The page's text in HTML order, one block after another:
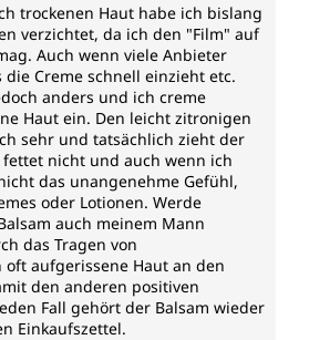
trockenen Haut habe ich bislang
verzichtet, da ich den "Film" auf
Auch wenn viele Anbieter
Creme schnell einzieht etc.
anders und ich creme
Haut ein. Den leicht zitronigen
sehr und tatsächlich zieht der
fettet nicht und auch wenn ich
das unangenehme Gefühl,
oder Lotionen. Werde
auch meinem Mann
das Tragen von
oft aufgerissene Haut an den
den anderen positiven
Fall gehört der Balsam wieder
Einkaufszettel.